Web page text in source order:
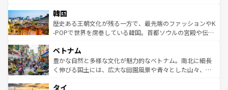
はコンテンツ一覧
いる。アクティビティも充実しており、サーフィンやダイ
ビング、ハイキングなど、アウトドア好きにはたまらな
い。オーストラリアの多彩な魅力を存分に味わいつくそ
参照してほしい。
ン）、静ひつな山岳地帯である台湾東部など、都市の喧騒
と山間の静けさが共存しており、訪れる人に新しい発見と
驚きをもたらしてくれる。また、奥深い台湾の食文化も魅
容にもいいと評判のスイーツなど、バラエティ豊かな料理
が味わえる。 なお、新着の台湾情報は コンテンツ一覧を参
照してほしい。
韓国
歴史ある王朝文化が残る一方で、最先端のファッションやK
-POPで世界を席巻している韓国。首都ソウルの宮殿や伝統
き、地方に足を延ばせば四季折々の自然美を楽しむことが
できる。そして、キムチや焼肉、絶品のストリートフード
まで、さまざまな韓国料理が待っている。夜には、韓国な
リティに包まれながら、韓国の多彩な魅力を心ゆくまで味
ベトナム
豊かな自然と多様な文化が魅力的なベトナム。南北に細長
く伸びる国土には、広大な田園風景や青々とした山々、世
急速な発展と共に伝統が息づく。ハノイの古い町並みやホ
タイ